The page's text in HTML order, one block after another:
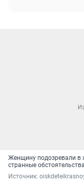
Женщину подозревали в
странные обстоятельства
Источник: